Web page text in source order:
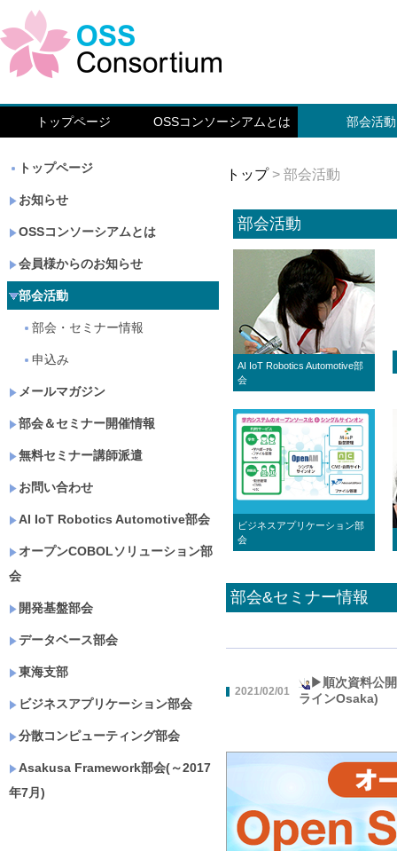
トップページ OSSコンソーシアムとは 部会活動
トップページ
お知らせ
OSSコンソーシアムとは
会員様からのお知らせ
部会活動
部会・セミナー情報
申込み
メールマガジン
部会＆セミナー開催情報
無料セミナー講師派遣
お問い合わせ
AI IoT Robotics Automotive部会
オープンCOBOLソリューション部
会
開発基盤部会
データベース部会
東海支部
ビジネスアプリケーション部会
分散コンピューティング部会
Asakusa Framework部会(～2017
年7月)
トップ> 部会活動
部会活動
AI IoT Robotics Automotive部
会
ビジネスアプリケーション部
会
部会&セミナー情報
2021/02/01
▶順次資料公
ラインOsaka)